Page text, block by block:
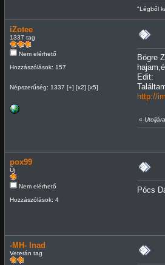
"Légből
iZotee
1337 tag
Nem elérhető
Hozzászólások: 157
Népszerűség: 1337 [+] [x2] [x5]
Bögre
Edit:
http://
«
pox99
Új
Nem elérhető
Hozzászólások: 4
Pócs
-MH- Inad
Veterán tag